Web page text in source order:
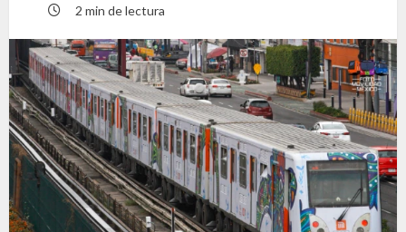
2 min de lectura